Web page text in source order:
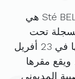
Sté BELLA MONDINI - EN LIQUIDATION هي
تحت
. تم تأسيسها في 23 أفريل
ويقع مقرها
المديوني